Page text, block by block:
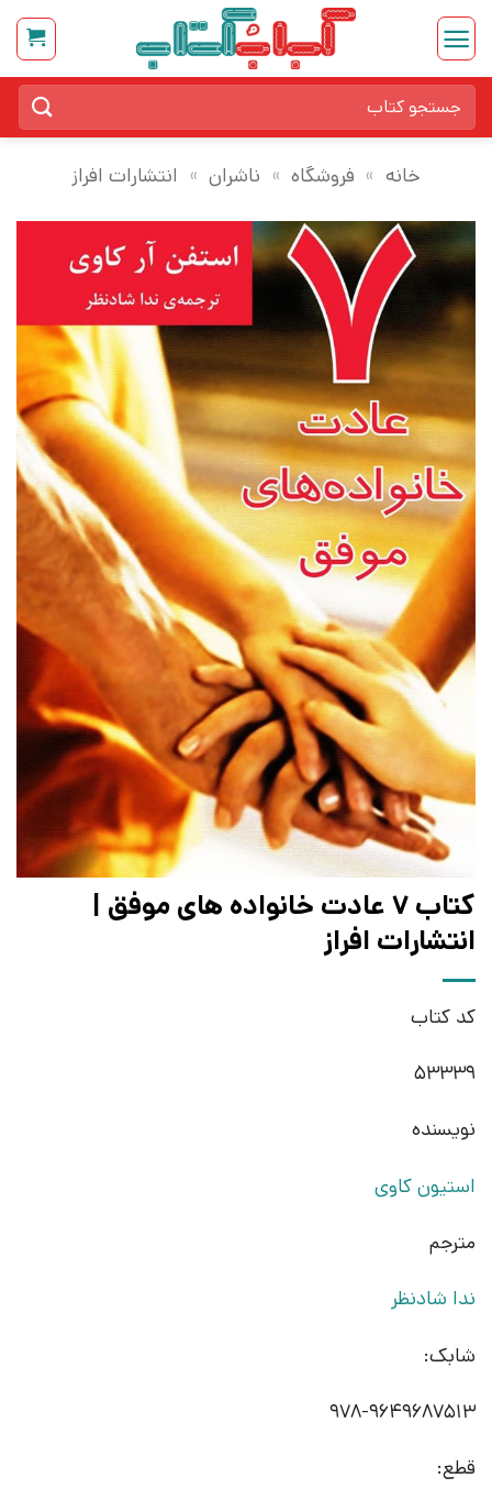
Skip
content
برای:
خانه » فروشگاه » ناشران » انتشارات افراز
کتاب 7 عادت خانواده های موفق |
انتشارات افراز
کد کتاب
53339
نویسنده
استیون کاوی
مترجم
ندا شادنظر
شابک:
978-9649687513
قطع: